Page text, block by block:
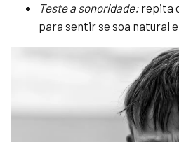
Teste a sonoridade: repita
para sentir se soa natural